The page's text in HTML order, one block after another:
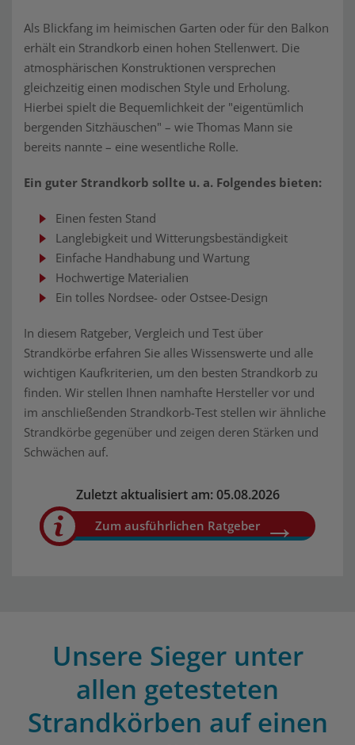
Als Blickfang im heimischen Garten oder für den Balkon
erhält ein Strandkorb einen hohen Stellenwert. Die
atmosphärischen Konstruktionen versprechen
gleichzeitig einen modischen Style und Erholung.
Hierbei spielt die Bequemlichkeit der "eigentümlich
bergenden Sitzhäuschen" – wie Thomas Mann sie
bereits nannte – eine wesentliche Rolle.
Ein guter Strandkorb sollte u. a. Folgendes bieten:
Einen festen Stand
Langlebigkeit und Witterungsbeständigkeit
Einfache Handhabung und Wartung
Hochwertige Materialien
Ein tolles Nordsee- oder Ostsee-Design
In diesem Ratgeber, Vergleich und Test über
Strandkörbe erfahren Sie alles Wissenswerte und alle
wichtigen Kaufkriterien, um den besten Strandkorb zu
finden. Wir stellen Ihnen namhafte Hersteller vor und
im anschließenden Strandkorb-Test stellen wir ähnliche
Strandkörbe gegenüber und zeigen deren Stärken und
Schwächen auf.
Zuletzt aktualisiert am: 05.08.2026
Zum ausführlichen Ratgeber
Unsere Sieger unter
allen getesteten
Strandkörben auf einen